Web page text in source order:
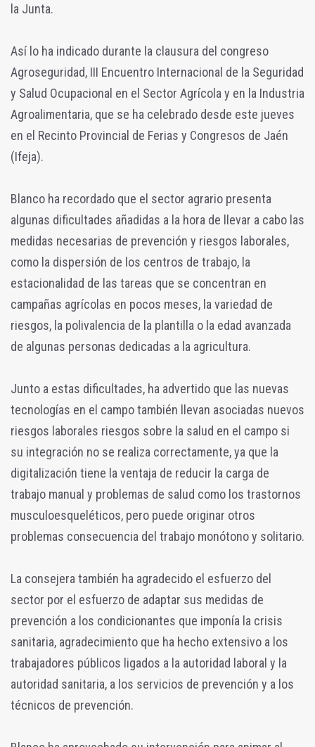
la Junta.
Así lo ha indicado durante la clausura del congreso
Agroseguridad, III Encuentro Internacional de la Seguridad
y Salud Ocupacional en el Sector Agrícola y en la Industria
Agroalimentaria, que se ha celebrado desde este jueves
en el Recinto Provincial de Ferias y Congresos de Jaén
(Ifeja).
Blanco ha recordado que el sector agrario presenta
algunas dificultades añadidas a la hora de llevar a cabo las
medidas necesarias de prevención y riesgos laborales,
como la dispersión de los centros de trabajo, la
estacionalidad de las tareas que se concentran en
campañas agrícolas en pocos meses, la variedad de
riesgos, la polivalencia de la plantilla o la edad avanzada
de algunas personas dedicadas a la agricultura.
Junto a estas dificultades, ha advertido que las nuevas
tecnologías en el campo también llevan asociadas nuevos
riesgos laborales riesgos sobre la salud en el campo si
su integración no se realiza correctamente, ya que la
digitalización tiene la ventaja de reducir la carga de
trabajo manual y problemas de salud como los trastornos
musculoesqueléticos, pero puede originar otros
problemas consecuencia del trabajo monótono y solitario.
La consejera también ha agradecido el esfuerzo del
sector por el esfuerzo de adaptar sus medidas de
prevención a los condicionantes que imponía la crisis
sanitaria, agradecimiento que ha hecho extensivo a los
trabajadores públicos ligados a la autoridad laboral y la
autoridad sanitaria, a los servicios de prevención y a los
técnicos de prevención.